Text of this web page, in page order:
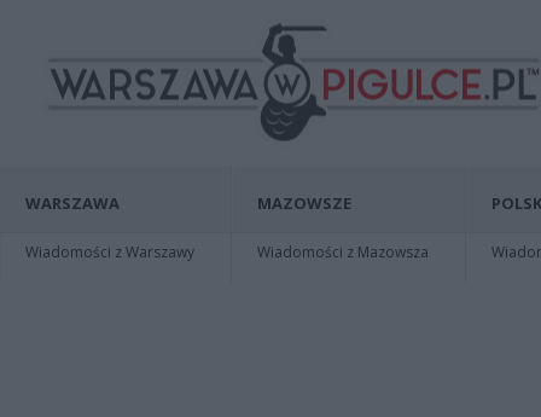
WARSZAWA
Wiadomości z Warszawy
MAZOWSZE
Wiadomości z Mazowsza